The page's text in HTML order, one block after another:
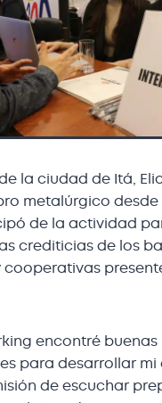
la ciudad de Itá,
metalúrgico desde
de la actividad
crediticias de los
encontré buenas
para desarrollar mi
de escuchar